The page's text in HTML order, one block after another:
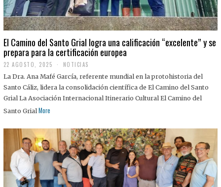
El Camino del Santo Grial logra una calificación “excelente” y se
prepara para la certificación europea
22 AGOSTO, 2025
2
A
G
O
S
2
5
NOTICIAS
La Dra. Ana Mafé García, referente mundial en la protohistoria del
Santo Cáliz, lidera la consolidación científica de El Camino del Santo
Grial La Asociación Internacional Itinerario Cultural El Camino del
Santo Grial More